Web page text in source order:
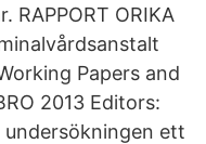
RAPPORT ORIKA
Papers and
2013 Editors:
undersökningen ett